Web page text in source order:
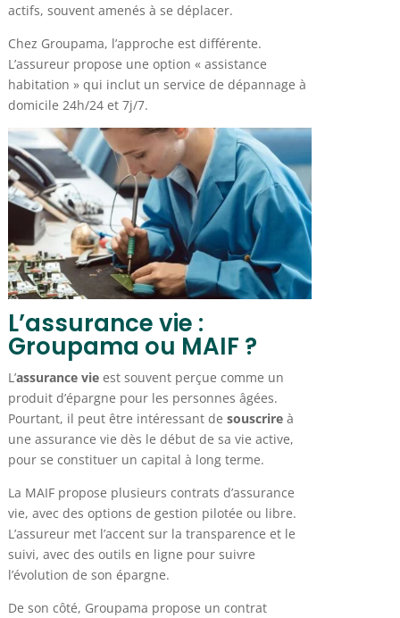
actifs, souvent amenés à se déplacer.
Chez Groupama, l’approche est différente.
L’assureur propose une option « assistance
habitation » qui inclut un service de dépannage à
domicile 24h/24 et 7j/7.
L’assurance vie :
Groupama ou MAIF ?
L’assurance vieest souvent perçue comme un
produit d’épargne pour les personnes âgées.
Pourtant, il peut être intéressant de souscrireà
une assurance vie dès le début de sa vie active,
pour se constituer un capital à long terme.
La MAIF propose plusieurs contrats d’assurance
vie, avec des options de gestion pilotée ou libre.
L’assureur met l’accent sur la transparence et le
suivi, avec des outils en ligne pour suivre
l’évolution de son épargne.
De son côté, Groupama propose un contrat